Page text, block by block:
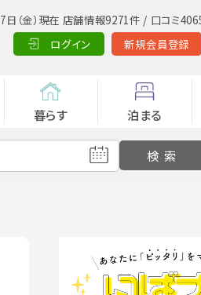
日（金）現在 店舗情報9271件 / 口コミ
ログイン
新規会員登録
暮らす 泊まる